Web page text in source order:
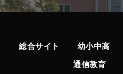
総合サイト 幼小中高
通信教育